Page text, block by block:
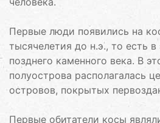
Первые люди появились на
тысячелетия до н.э., то есть
позднего каменного века. В
полуострова располагалась
островов, покрытых
Первые обитатели косы